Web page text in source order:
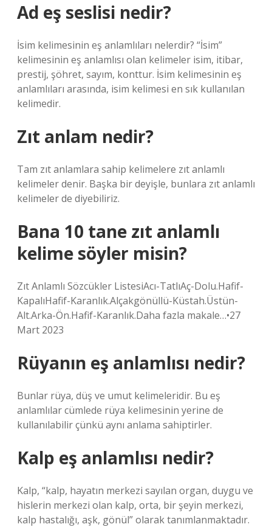
Ad eş seslisi nedir?
İsim kelimesinin eş anlamlıları nelerdir? “İsim”
kelimesinin eş anlamlısı olan kelimeler isim, itibar,
prestij, şöhret, sayım, konttur. İsim kelimesinin eş
anlamlıları arasında, isim kelimesi en sık kullanılan
kelimedir.
Zıt anlam nedir?
Tam zıt anlamlara sahip kelimelere zıt anlamlı
kelimeler denir. Başka bir deyişle, bunlara zıt anlamlı
kelimeler de diyebiliriz.
Bana 10 tane zıt anlamlı
kelime söyler misin?
Zıt Anlamlı Sözcükler ListesiAcı-TatlıAç-Dolu.Hafif-
KapalıHafif-Karanlık.Alçakgönüllü-Küstah.Üstün-
Alt.Arka-Ön.Hafif-Karanlık.Daha fazla makale…•27
Mart 2023
Rüyanın eş anlamlısı nedir?
Bunlar rüya, düş ve umut kelimeleridir. Bu eş
anlamlılar cümlede rüya kelimesinin yerine de
kullanılabilir çünkü aynı anlama sahiptirler.
Kalp eş anlamlısı nedir?
Kalp, “kalp, hayatın merkezi sayılan organ, duygu ve
hislerin merkezi olan kalp, orta, bir şeyin merkezi,
kalp hastalığı, aşk, gönül” olarak tanımlanmaktadır.